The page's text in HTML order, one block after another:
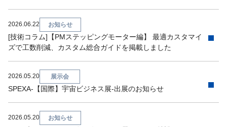
2026.06.22 お知らせ
[技術コラム]【PMステッピングモーター編】 最適カスタマイ
ズで工数削減、カスタム総合ガイドを掲載しました
2026.05.20 展示会
SPEXA-【国際】宇宙ビジネス展-出展のお知らせ
2026.05.20 お知らせ